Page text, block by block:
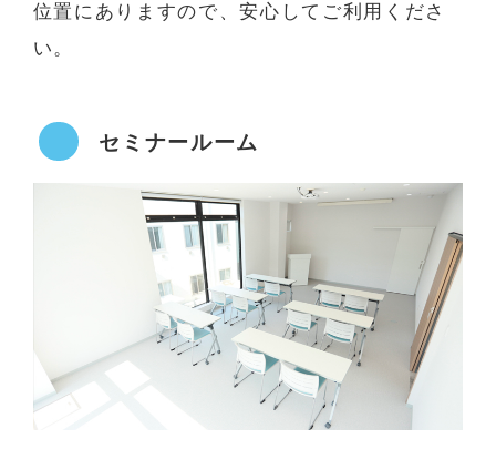
位置にありますので、安心してご利用くださ
い。
セミナールーム